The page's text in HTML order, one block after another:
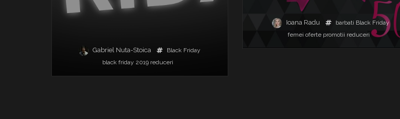
Gabriel Nuta-Stoica
Black Friday
black friday 2019 reduceri
Ioana Radu barbati Black Friday
femei oferte promotii reduceri